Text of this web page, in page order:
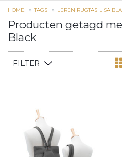
HOME TAGS LEREN RUGTAS LISA
Producten getagd
Black
FILTER